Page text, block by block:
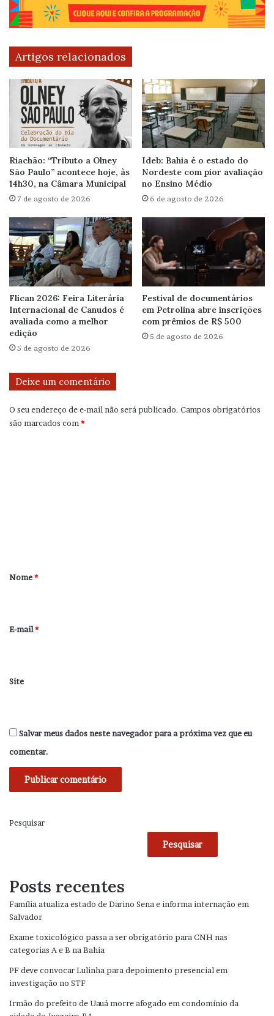
Artigos relacionados
Riachão: “Tributo a Olney
São Paulo” acontece hoje, às
14h30, na Câmara Municipal
7 de agosto de 2026
Ideb: Bahia é o estado do
Nordeste com pior avaliação
no Ensino Médio
6 de agosto de 2026
Flican 2026: Feira Literária
Internacional de Canudos é
avaliada como a melhor
edição
5 de agosto de 2026
Festival de documentários
em Petrolina abre inscrições
com prêmios de R$ 500
5 de agosto de 2026
Deixe um comentário
O seu endereço de e-mail não será publicado. Campos obrigatórios
são marcados com*
r
*
Nome*
E-mail*
Site
Salvar meus dados neste navegador para a próxima vez que eu
comentar.
Pesquisar
Pesquisar
Posts recentes
Família atualiza estado de Darino Sena e informa internação em
Salvador
Exame toxicológico passa a ser obrigatório para CNH nas
categorias A e B na Bahia
PF deve convocar Lulinha para depoimento presencial em
investigação no STF
Irmão do prefeito de Uauá morre afogado em condomínio da